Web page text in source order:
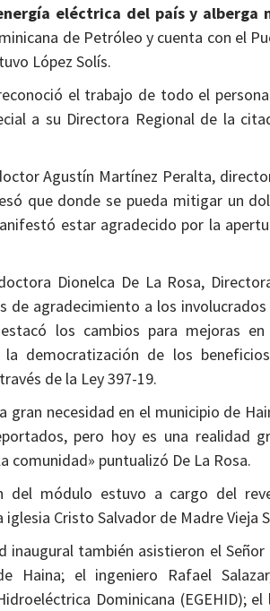
eléctrica del país y alberga
de Petróleo y cuenta con el
López Solís.
el trabajo de todo el
a su Directora Regional de la
Agustín Martínez Peralta,
que donde se pueda mitigar un
estar agradecido por la
Dionelca De La Rosa,
de agradecimiento a los
los cambios para mejoras
la democratización de los
de la Ley 397-19.
gran necesidad en el municipio de
pero hoy es una realidad
comunidad» puntualizó De La Rosa.
del módulo estuvo a cargo del
iglesia Cristo Salvador de Madre Vieja
inaugural también asistieron el
Haina; el ingeniero Rafael
Dominicana (EGEHID);